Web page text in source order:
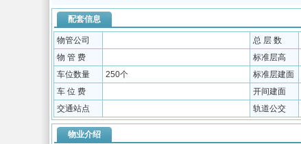
配套信息
物管公司 总 层 数
物 管 费
标准层高
车位数量
250个 标准层建面
车 位 费
开间建面
交通站点
轨道公交
物业介绍